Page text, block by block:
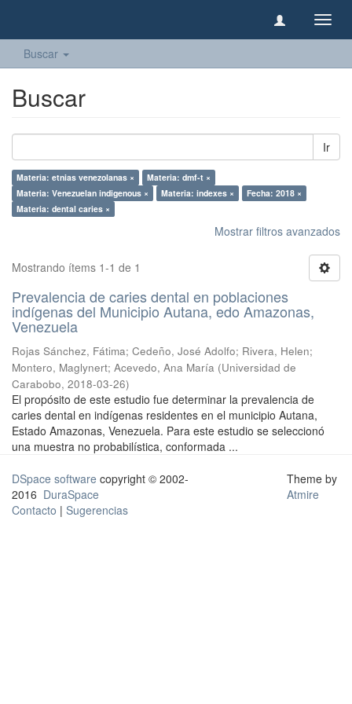
Buscar
Buscar
Ir
Materia: etnias venezolanas ×
Materia: dmf-t ×
Materia: Venezuelan indigenous ×
Materia: indexes ×
Fecha: 2018 ×
Materia: dental caries ×
Mostrar filtros avanzados
Mostrando ítems 1-1 de 1
Prevalencia de caries dental en poblaciones
indígenas del Municipio Autana, edo Amazonas,
Venezuela
Rojas Sánchez, Fátima; Cedeño, José Adolfo; Rivera, Helen;
Montero, Maglynert; Acevedo, Ana María (Universidad de
Carabobo, 2018-03-26)
El propósito de este estudio fue determinar la prevalencia de
caries dental en indígenas residentes en el municipio Autana,
Estado Amazonas, Venezuela. Para este estudio se seleccionó
una muestra no probabilística, conformada ...
DSpace software copyright © 2002-
2016 DuraSpace
Contacto | Sugerencias
Theme by
Atmire